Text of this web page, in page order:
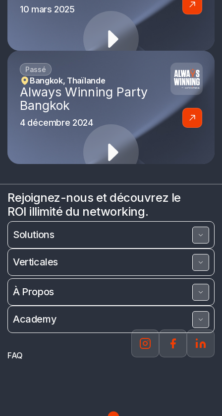
10 mars 2025
Passé
Bangkok, Thaïlande
Always Winning Party
Bangkok
4 décembre 2024
Rejoignez-nous et découvrez le
ROI illimité du networking.
Solutions
Verticales
À Propos
Academy
FAQ